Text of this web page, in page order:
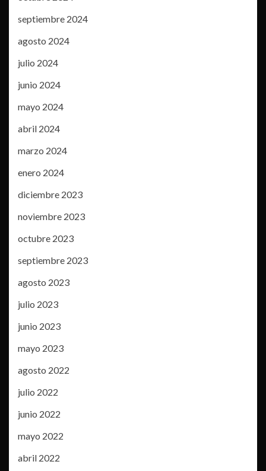
septiembre 2024
agosto 2024
julio 2024
junio 2024
mayo 2024
abril 2024
marzo 2024
enero 2024
diciembre 2023
noviembre 2023
octubre 2023
septiembre 2023
agosto 2023
julio 2023
junio 2023
mayo 2023
agosto 2022
julio 2022
junio 2022
mayo 2022
abril 2022